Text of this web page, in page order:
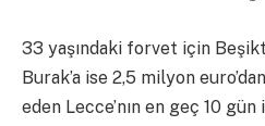
33 yaşındaki forvet için
Burak’a ise 2,5 milyon
eden Lecce’nın en geç 10